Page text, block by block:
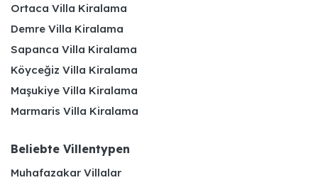
Ortaca Villa Kiralama
Demre Villa Kiralama
Sapanca Villa Kiralama
Köyceğiz Villa Kiralama
Maşukiye Villa Kiralama
Marmaris Villa Kiralama
Beliebte Villentypen
Muhafazakar Villalar